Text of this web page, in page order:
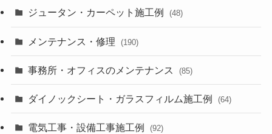
ジュータン・カーペット施工例 (48)
メンテナンス・修理 (190)
事務所・オフィスのメンテナンス (85)
ダイノックシート・ガラスフィルム施工例 (64)
電気工事・設備工事施工例 (92)